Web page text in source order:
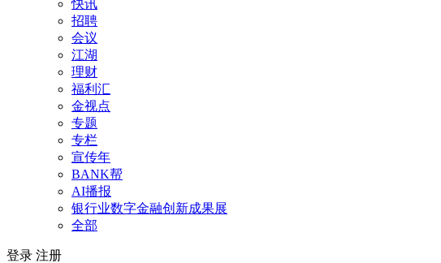
快讯
招聘
会议
江湖
理财
福利汇
金视点
专题
专栏
宣传年
BANK帮
AI播报
银行业数字金融创新成果展
全部
登录 注册